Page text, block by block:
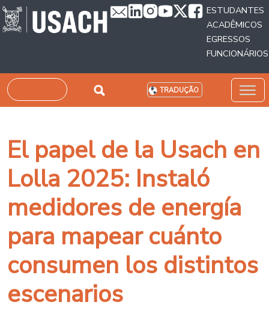
Passar para o conteúdo principal
ESTUDANTES
ACADÊMICOS
EGRESSOS
FUNCIONÁRIOS
Pesquisar TRADUÇÃO
El papel de la Usach en
Lolla 2025: Instaló
medidores de energía
para mapear cuánto
consumen los distintos
escenarios